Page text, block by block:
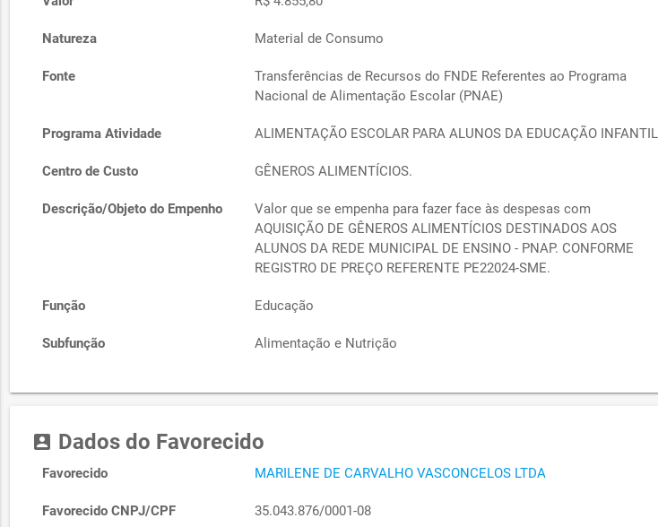
Natureza Material de Consumo
Fonte
Transferências de Recursos do FNDE Referentes ao Programa
Nacional de Alimentação Escolar (PNAE)
Programa Atividade ALIMENTAÇÃO ESCOLAR PARA ALUNOS DA EDUCAÇÃO INFANTIL
Centro de Custo GÊNEROS ALIMENTÍCIOS.
Descrição/Objeto do Empenho
Valor que se empenha para fazer face às despesas com
AQUISIÇÃO DE GÊNEROS ALIMENTÍCIOS DESTINADOS AOS
ALUNOS DA REDE MUNICIPAL DE ENSINO - PNAP. CONFORME
REGISTRO DE PREÇO REFERENTE PE22024-SME.
Função Educação
Subfunção Alimentação e Nutrição
account_box Dados do Favorecido
Favorecido MARILENE DE CARVALHO VASCONCELOS LTDA
Favorecido CNPJ/CPF 35.043.876/0001-08